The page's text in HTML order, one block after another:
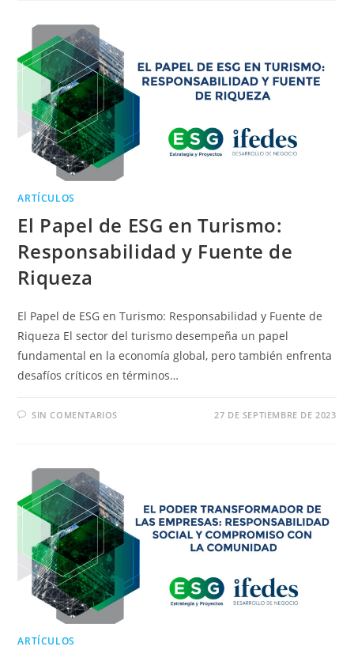
ARTÍCULOS
El Papel de ESG en Turismo:
Responsabilidad y Fuente de
Riqueza
El Papel de ESG en Turismo: Responsabilidad y Fuente de
Riqueza El sector del turismo desempeña un papel
fundamental en la economía global, pero también enfrenta
desafíos críticos en términos…
SIN COMENTARIOS 27 DE SEPTIEMBRE DE 2023
ARTÍCULOS